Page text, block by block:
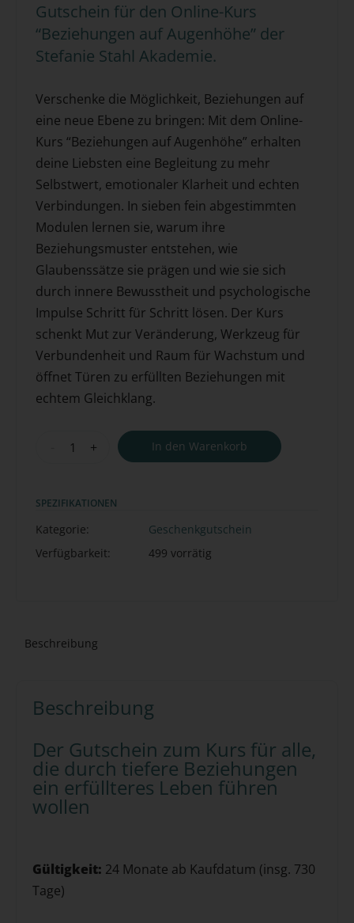
Gutschein für den Online-Kurs
“Beziehungen auf Augenhöhe” der
Stefanie Stahl Akademie.
Verschenke die Möglichkeit, Beziehungen auf
eine neue Ebene zu bringen: Mit dem Online-
Kurs “Beziehungen auf Augenhöhe” erhalten
deine Liebsten eine Begleitung zu mehr
Selbstwert, emotionaler Klarheit und echten
Verbindungen. In sieben fein abgestimmten
Modulen lernen sie, warum ihre
Beziehungsmuster entstehen, wie
Glaubenssätze sie prägen und wie sie sich
durch innere Bewusstheit und psychologische
Impulse Schritt für Schritt lösen. Der Kurs
schenkt Mut zur Veränderung, Werkzeug für
Verbundenheit und Raum für Wachstum und
öffnet Türen zu erfüllten Beziehungen mit
echtem Gleichklang.
+ In den Warenkorb
SPEZIFIKATIONEN
Kategorie:
Geschenkgutschein
Verfügbarkeit:
499 vorrätig
Beschreibung
Beschreibung
Der Gutschein zum Kurs für alle,
die durch tiefere Beziehungen
ein erfüllteres Leben führen
wollen
Gültigkeit: 24 Monate ab Kaufdatum (insg. 730
Tage)